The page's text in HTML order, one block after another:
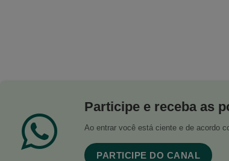
Participe e receba as
Ao entrar você está ciente e de acordo
PARTICIPE DO CANAL